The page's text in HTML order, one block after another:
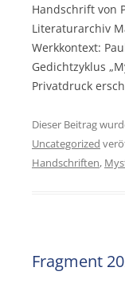
Handschrift von
Literaturarchiv
Werkkontext:
Gedichtzyklus
Privatdruck
Dieser Beitrag
Uncategorized
Handschriften,
Fragment